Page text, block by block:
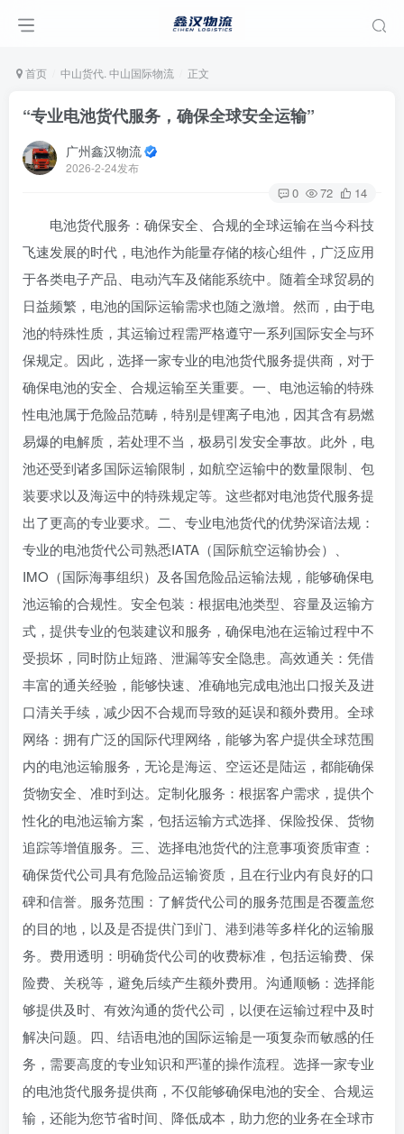
首页 中山货代. 中山国际物流 正文
“专业电池货代服务，确保全球安全运输”
广州鑫汉物流
2026-2-24发布
0 72 14
‌电池货代服务：确保安全、合规的全球运输‌在当今科技
飞速发展的时代，电池作为能量存储的核心组件，广泛应用
于各类电子产品、电动汽车及储能系统中。随着全球贸易的
日益频繁，电池的国际运输需求也随之激增。然而，由于电
池的特殊性质，其运输过程需严格遵守一系列国际安全与环
保规定。因此，选择一家专业的电池货代服务提供商，对于
确保电池的安全、合规运输至关重要。‌一、电池运输的特殊
性‌电池属于危险品范畴，特别是锂离子电池，因其含有易燃
易爆的电解质，若处理不当，极易引发安全事故。此外，电
池还受到诸多国际运输限制，如航空运输中的数量限制、包
装要求以及海运中的特殊规定等。这些都对电池货代服务提
出了更高的专业要求。‌二、专业电池货代的优势‌‌深谙法规‌：
专业的电池货代公司熟悉IATA（国际航空运输协会）、
IMO（国际海事组织）及各国危险品运输法规，能够确保电
池运输的合规性。‌安全包装‌：根据电池类型、容量及运输方
式，提供专业的包装建议和服务，确保电池在运输过程中不
受损坏，同时防止短路、泄漏等安全隐患。‌高效通关‌：凭借
丰富的通关经验，能够快速、准确地完成电池出口报关及进
口清关手续，减少因不合规而导致的延误和额外费用。‌全球
网络‌：拥有广泛的国际代理网络，能够为客户提供全球范围
内的电池运输服务，无论是海运、空运还是陆运，都能确保
货物安全、准时到达。‌定制化服务‌：根据客户需求，提供个
性化的电池运输方案，包括运输方式选择、保险投保、货物
追踪等增值服务。‌三、选择电池货代的注意事项‌‌资质审查‌：
确保货代公司具有危险品运输资质，且在行业内有良好的口
碑和信誉。‌服务范围‌：了解货代公司的服务范围是否覆盖您
的目的地，以及是否提供门到门、港到港等多样化的运输服
务。‌费用透明‌：明确货代公司的收费标准，包括运输费、保
险费、关税等，避免后续产生额外费用。‌沟通顺畅‌：选择能
够提供及时、有效沟通的货代公司，以便在运输过程中及时
解决问题。‌四、结语‌电池的国际运输是一项复杂而敏感的任
务，需要高度的专业知识和严谨的操作流程。选择一家专业
的电池货代服务提供商，不仅能够确保电池的安全、合规运
输，还能为您节省时间、降低成本，助力您的业务在全球市